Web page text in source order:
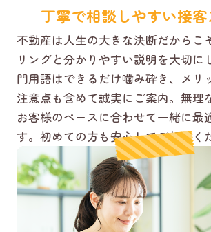
丁寧で相談しやすい接
不動産は人生の大きな決断だからこ
リングと分かりやすい説明を大切に
門用語はできるだけ噛み砕き、メリ
注意点も含めて誠実にご案内。無理
お客様のペースに合わせて一緒に最
す。初めての方も安心してご相談く